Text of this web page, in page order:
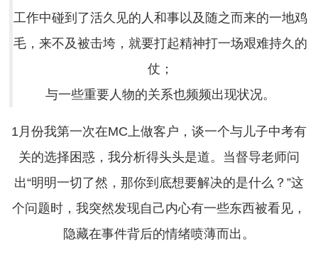
工作中碰到了活久见的人和事以及随之而来的一地鸡
毛，来不及被击垮，就要打起精神打一场艰难持久的
仗；
与一些重要人物的关系也频频出现状况。
1月份我第一次在MC上做客户，谈一个与儿子中考有
关的选择困惑，我分析得头头是道。当督导老师问
出“明明一切了然，那你到底想要解决的是什么？”这
个问题时，我突然发现自己内心有一些东西被看见，
隐藏在事件背后的情绪喷薄而出。